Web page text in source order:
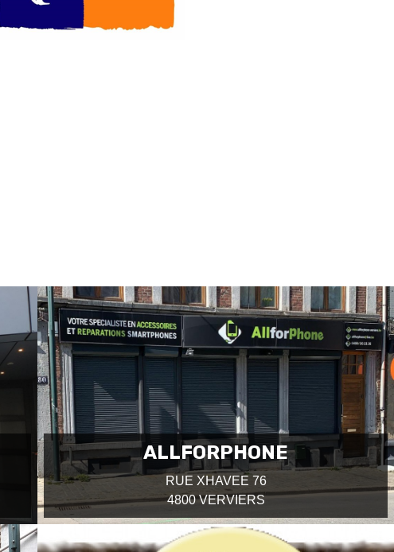
ALLFORPHONE
RUE XHAVEE 76
4800 VERVIERS